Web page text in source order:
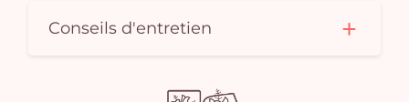
Conseils d'entretien